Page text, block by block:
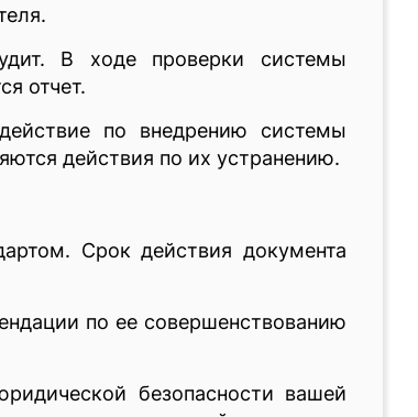
В ходе проверки системы
отчет.
по внедрению системы
действия по их устранению.
Срок действия документа
по ее совершенствованию
безопасности вашей